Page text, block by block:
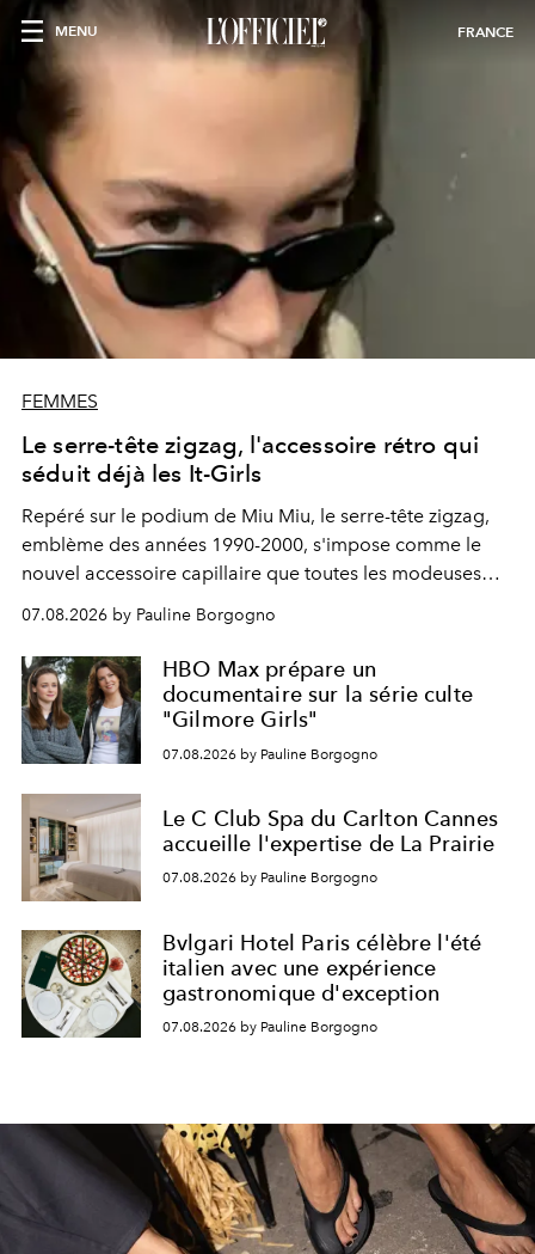
MENU FRANCE
FEMMES
Le serre-tête zigzag, l'accessoire rétro qui
séduit déjà les It-Girls
Repéré sur le podium de Miu Miu, le serre-tête zigzag,
emblème des années 1990-2000, s'impose comme le
nouvel accessoire capillaire que toutes les modeuses
s'arrachent déjà.
07.08.2026 by Pauline Borgogno
HBO Max prépare un
documentaire sur la série culte
"Gilmore Girls"
07.08.2026 by Pauline Borgogno
Le C Club Spa du Carlton Cannes
accueille l'expertise de La Prairie
07.08.2026 by Pauline Borgogno
Bvlgari Hotel Paris célèbre l'été
italien avec une expérience
gastronomique d'exception
07.08.2026 by Pauline Borgogno